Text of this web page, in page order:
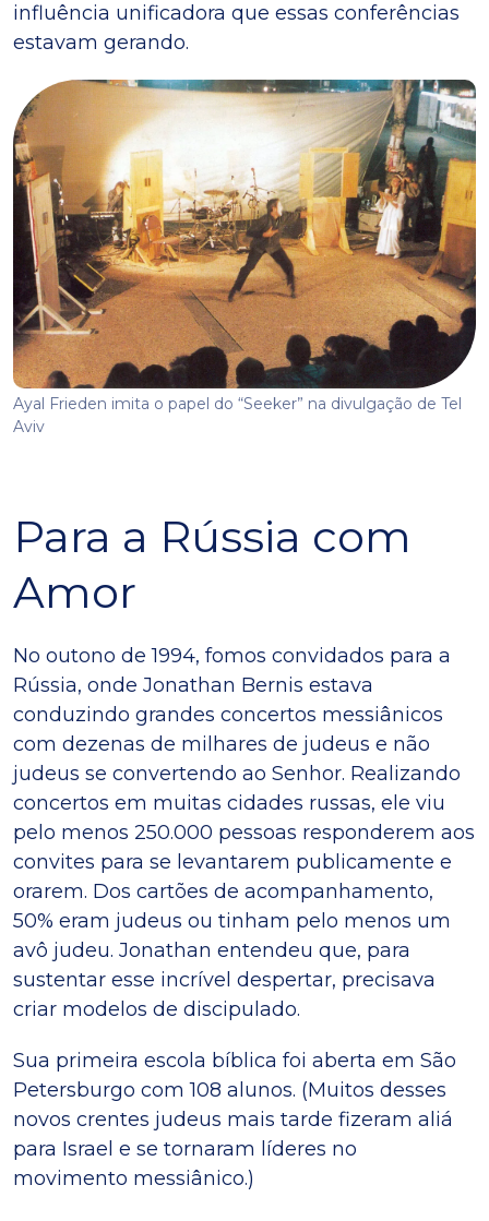
influência unificadora que essas conferências
estavam gerando.
Ayal Frieden imita o papel do “Seeker” na divulgação de Tel
Aviv
Para a Rússia com
Amor
No outono de 1994, fomos convidados para a
Rússia, onde Jonathan Bernis estava
conduzindo grandes concertos messiânicos
com dezenas de milhares de judeus e não
judeus se convertendo ao Senhor. Realizando
concertos em muitas cidades russas, ele viu
pelo menos 250.000 pessoas responderem aos
convites para se levantarem publicamente e
orarem. Dos cartões de acompanhamento,
50% eram judeus ou tinham pelo menos um
avô judeu. Jonathan entendeu que, para
sustentar esse incrível despertar, precisava
criar modelos de discipulado.
Sua primeira escola bíblica foi aberta em São
Petersburgo com 108 alunos. (Muitos desses
novos crentes judeus mais tarde fizeram aliá
para Israel e se tornaram líderes no
movimento messiânico.)